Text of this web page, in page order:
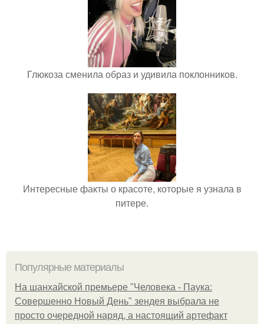
Глюкоза сменила образ и удивила поклонников.
Интересные факты о красоте, которые я узнала в
питере.
Популярные материалы
На шанхайской премьере "Человека - Паука:
Совершенно Новый День" зендея выбрала не
просто очередной наряд, а настоящий артефакт